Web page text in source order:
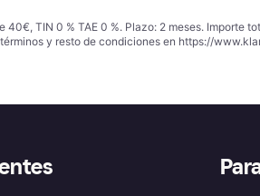
TIN 0 % TAE 0 %. Plazo: 2 meses. Importe
y resto de condiciones en https://